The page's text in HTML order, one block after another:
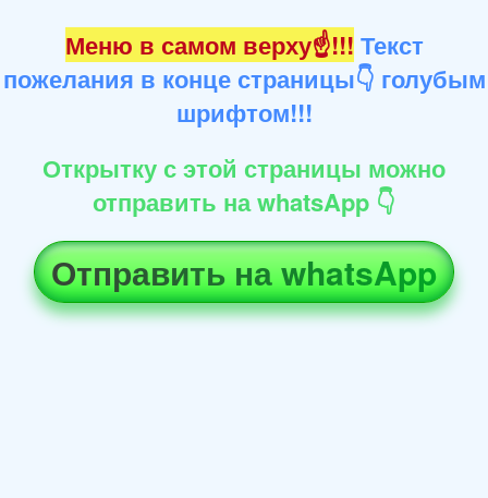
Меню в самом верху☝!!! Текст
пожелания в конце страницы👇 голубым
шрифтом!!!
Открытку с этой страницы можно
отправить на whatsApp 👇
Отправить на whatsApp